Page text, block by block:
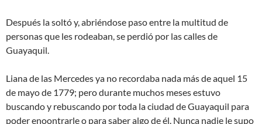
Después la soltó y, abriéndose paso entre la multitud de
personas que les rodeaban, se perdió por las calles de
Guayaquil.
Liana de las Mercedes ya no recordaba nada más de aquel 15
de mayo de 1779; pero durante muchos meses estuvo
buscando y rebuscando por toda la ciudad de Guayaquil para
poder enoontrarle o para saber algo de él. Nunca nadie le supo